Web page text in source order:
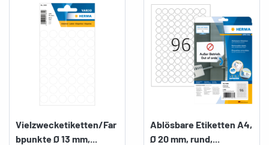
Vielzwecketiketten/Far
bpunkte Ø 13 mm,...
Ablösbare Etiketten A4,
Ø 20 mm, rund,...